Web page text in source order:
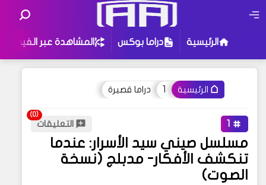
الرئيسية دراما بوكس المشاهدة عبر الفيس
أو جرب إستخدام هذه الكلمات للبحث
ثقتي بك تستحق العناء
حظًا سعيدًا في عام التنين
قد يهمك البحث عن عبارات معينة في مدونتنا ،
الرئيسية 1 دراما قصيرة
1 التعليقات
مسلسل صيني سيد الأسرار: عندما
تنكشف الأفكار- مدبلج (نسخة
الصوت)